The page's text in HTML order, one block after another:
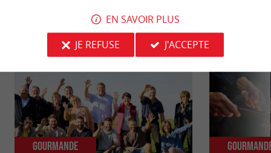
NOUS AVONS TESTÉPOUR VOUS
Gourmande
EN SAVOIR PLUS
JE REFUSE
J'ACCEPTE